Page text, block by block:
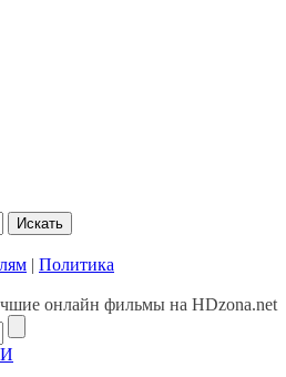
Искать
| Политика
онлайн фильмы на HDzona.net